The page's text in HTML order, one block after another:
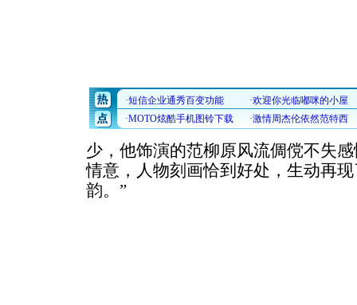
少，他饰演的范柳原风流倜傥不失
情意，人物刻画恰到好处，生动再
韵。”